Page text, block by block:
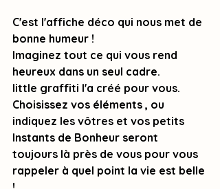
C'est l'affiche déco qui nous met de
bonne humeur !
Imaginez tout ce qui vous rend
heureux dans un seul cadre.
little graffiti l'a créé pour vous.
Choisissez vos éléments , ou
indiquez les vôtres et vos petits
Instants de Bonheur seront
toujours là près de vous pour vous
rappeler à quel point la vie est belle